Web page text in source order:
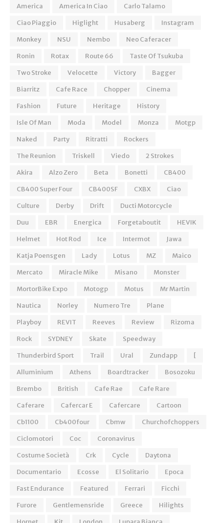
America
America In Ciao
Carlo Talamo
Ciao Piaggio
Higlight Husaberg
Instagram
Monkey
NSU Nembo
Neo Caferacer
Ronin
Rotax Route 66
Taste Of Tsukuba
Two Stroke
Velocette Victory
Bagger
Biarritz
Cafe Race Chopper
Cinema
Fashion
Future Heritage
History
Isle Of Man
Moda Model Monza
Motgp
Naked
Party Ritratti
Rockers
The Reunion
Triskell Viedo
2 Strokes
Akira
Alzo Zero Beta Bonetti
CB400
CB400 Super Four
CB400SF CXBX
Ciao
Culture
Derby Drift
Ducti Motorcycle
Duu
EBR Energica Forgetaboutit
HEVIK
Helmet
Hot Rod Ice Intermot
Jawa
Katja Poensgen
Lady Lotus MZ
Maico
Mercato
Miracle Mike Misano
Monster
MortorBike Expo
Motogp Motus
Mr Martin
Nautica
Norley Numero Tre
Plane
Playboy
REVIT Reeves Review
Rizoma
Rock
SYDNEY Skate
Speedway
Thunderbird Sport
Trail Ural Zundapp
[
Alluminium
Athens Boardtracker
Bosozoku
Brembo
British Cafe Rae
Cafe Rare
Caferare
Cafercar E Cafercare
Cartoon
Cb1100
Cb400four Cbmw
Churchofchoppers
Ciclomotori
Coc
Coronavirus
Costume Società
Crk Cycle
Daytona
Documentario
Ecosse El Solitario
Epoca
Fast Endurance
Featured Ferrari
Ficchi
Furore
Gentlemensride Greece
Hilights